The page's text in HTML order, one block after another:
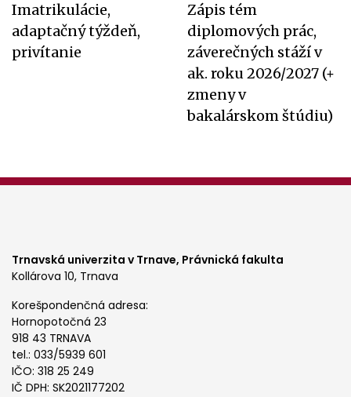
Imatrikulácie,
adaptačný týždeň,
privítanie
Zápis tém
diplomových prác,
záverečných stáží v
ak. roku 2026/2027 (+
zmeny v
bakalárskom štúdiu)
Trnavská univerzita v Trnave, Právnická fakulta
Kollárova 10, Trnava
Korešpondenčná adresa:
Hornopotočná 23
918 43 TRNAVA
tel.: 033/5939 601
IČO: 318 25 249
IČ DPH: SK2021177202